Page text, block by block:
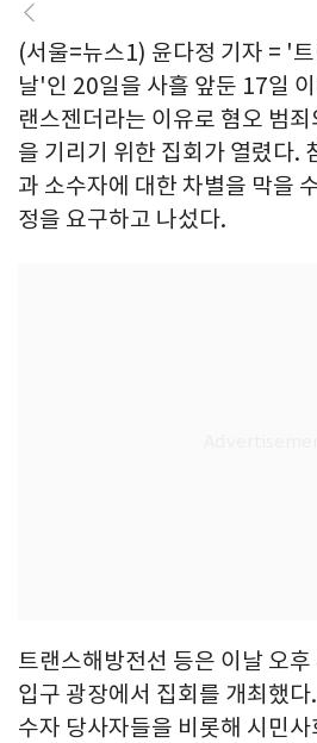
(서울=뉴스1) 윤다정 기자 = '
날'인 20일을 사흘 앞둔 17일
랜스젠더라는 이유로 혐오 범
을 기리기 위한 집회가 열렸다.
과 소수자에 대한 차별을 막을
정을 요구하고 나섰다.
트랜스해방전선 등은 이날 오
입구 광장에서 집회를 개최했
수자 당사자들을 비롯해 시민